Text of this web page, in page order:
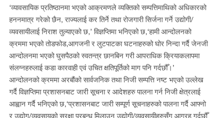
‘व्यावसायिक प्रतिष्ठानमा भएको आक्रमणले व्यक्तिको सम्पत्तिमाथिको अधिकारको
हननमात्र गरेको छैन, राज्यलाई कर तिर्ने तथा रोजगारी सिर्जना गर्ने उद्योगी/
व्यवसायीलाई निराश तुल्याएको छ,’ विज्ञप्तिमा भनिएको छ,‘हामी आन्दोलनको
क्रममा भएको तोडफोड,आगजनी र लुटपाटका घटनाहरुको घोर निन्दा गर्दै जेनजी
आन्दोलनमा भएको घुसपैठको स्वतन्त्र छानबिन गरी आपराधिक क्रियाकलापमा
संलग्नहरुलाई कडा कारवाही एवं उचित क्षतिपूर्तिको माग पनि गर्दछौँ।’
आन्दोलनको क्रममा अरबौंको सार्वजनिक तथा निजी सम्पत्ति नष्ट भएको उल्लेख
गर्दै विज्ञप्तिमा प्रशासनबाट जारी सूचना र आदेशहरु पालना गर्न निजी क्षेत्रलाई
आह्वान गर्दै भनिएको छ,‘प्रशासनबाट जारी सम्पूर्ण सूचनाहरुको पालना गर्दै आफ्नो
र उद्योग/व्यवसायको सुरक्षा प्रबन्ध मिलाउन उद्योगी/व्यवसायीहरुसँग आग्रह गर्दछौँ